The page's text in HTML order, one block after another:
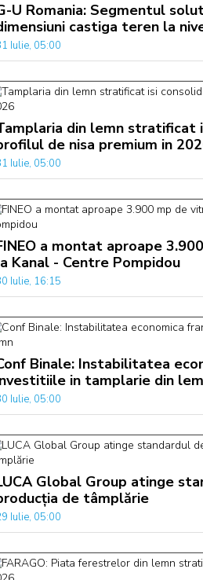
U Romania: Segmentul
castiga teren la
Iulie, 05:00
din lemn stratificat
de nisa premium in
Iulie, 05:00
a montat aproape
Kanal - Centre Pompidou
Iulie, 16:15
Binale: Instabilitatea
in tamplarie din
Iulie, 05:00
Global Group atinge
de tâmplărie
Iulie, 05:00